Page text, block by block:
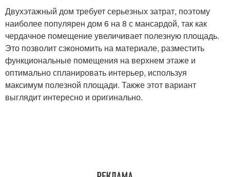
Двухэтажный дом требует серьезных затрат, поэтому
наиболее популярен дом 6 на 8 с мансардой, так как
чердачное помещение увеличивает полезную площадь.
Это позволит сэкономить на материале, разместить
функциональные помещения на верхнем этаже и
оптимально спланировать интерьер, используя
максимум полезной площади. Также этот вариант
выглядит интересно и оригинально.